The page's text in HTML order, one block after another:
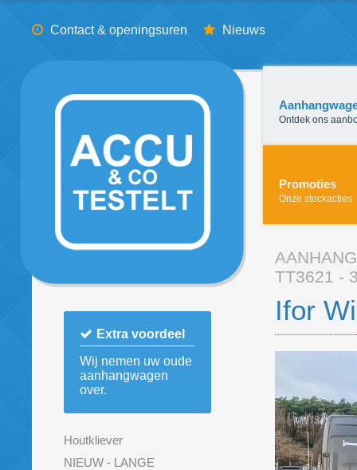
Contact & openingsuren Nieuws
Extra voordeel
Wij nemen uw oude
aanhangwagen
over.
Houtkliever
NIEUW - LANGE
Ontdek ons
Promoties
Onze stockacties
TT3621 -
Ifor